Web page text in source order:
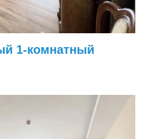
1-комнатный